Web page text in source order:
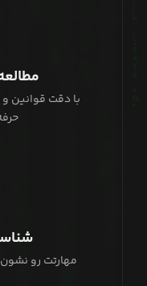
با دقت قوانین
مهارتت رو